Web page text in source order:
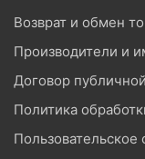
Возврат и обмен
Производители и
Договор
Политика
Пользовательское